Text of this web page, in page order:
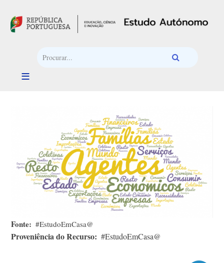
Fonte #EstudoEmCasa@
Proveniência do Recurso #EstudoEmCasa@